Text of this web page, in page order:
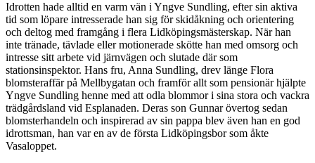
Idrotten hade alltid en varm vän i Yngve Sundling, efter sin aktiva
tid som löpare intresserade han sig för skidåkning och orientering
och deltog med framgång i flera Lidköpingsmästerskap. När han
inte tränade, tävlade eller motionerade skötte han med omsorg och
intresse sitt arbete vid järnvägen och slutade där som
stationsinspektor. Hans fru, Anna Sundling, drev länge Flora
blomsteraffär på Mellbygatan och framför allt som pensionär hjälpte
Yngve Sundling henne med att odla blommor i sina stora och vackra
trädgårdsland vid Esplanaden. Deras son Gunnar övertog sedan
blomsterhandeln och inspirerad av sin pappa blev även han en god
idrottsman, han var en av de första Lidköpingsbor som åkte
Vasaloppet.